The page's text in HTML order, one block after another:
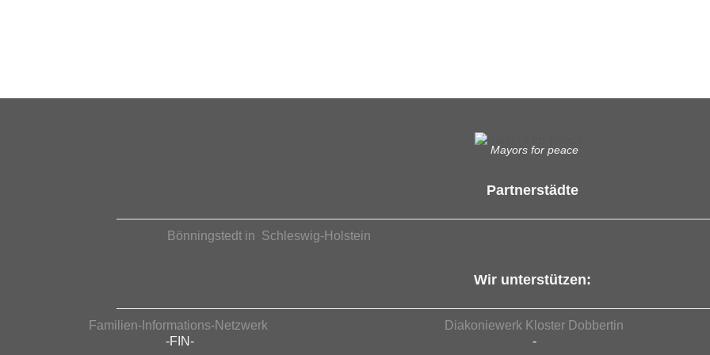
Mayors for peace
Partnerstädte
Bönningstedt in Schleswig-Holstein
Wir unterstützen:
Familien-Informations-Netzwerk
-FIN-
Diakoniewerk Kloster Dobbertin
-